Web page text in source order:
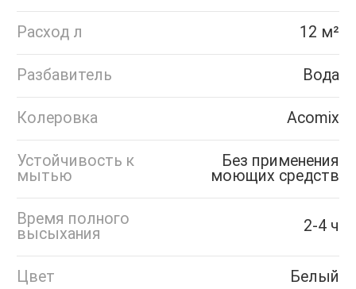
Расход л 12 м²
Разбавитель Вода
Колеровка Acomix
Устойчивость к
мытью
Без применения
моющих средств
Время полного
высыхания
2-4 ч
Цвет Белый